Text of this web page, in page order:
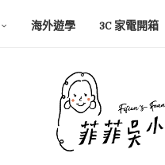
海外遊學 3C 家電開箱